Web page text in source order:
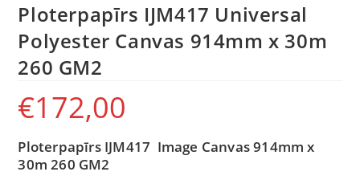
Ploterpapīrs IJM417 Universal
Polyester Canvas 914mm x 30m
260 GM2
€172,00
Ploterpapīrs IJM417 Image Canvas 914mm x
30m 260 GM2